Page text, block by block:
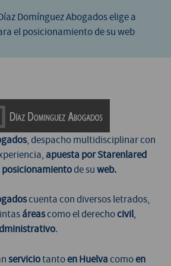
Domínguez Abogados elige a
el posicionamiento de su web
, despacho multidisciplinar con
apuesta por Starenlared
posicionamientode suweb.
cuenta con diversos letrados,
áreascomo el derechocivil,
.
serviciotantoen Huelvacomoen